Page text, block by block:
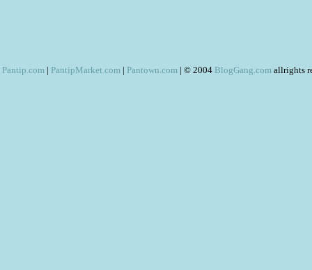
Pantip.com | PantipMarket.com | Pantown.com | © 2004 BlogGang.com allrights